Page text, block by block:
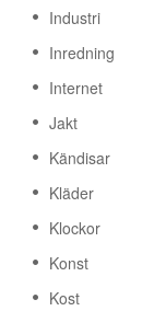
Industri
Inredning
Internet
Jakt
Kändisar
Kläder
Klockor
Konst
Kost